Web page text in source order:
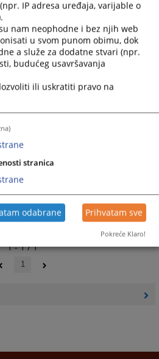
1 - 1 / 1
1
IP adresa uređaja, varijable o
nam neophodne i bez njih web
u svom punom obimu, dok
a služe za dodatne stvari (npr.
budućeg usavršavanja
ili uskratiti pravo na
stranica
odabrane Prihvatam sve
Pokreće Klaro!